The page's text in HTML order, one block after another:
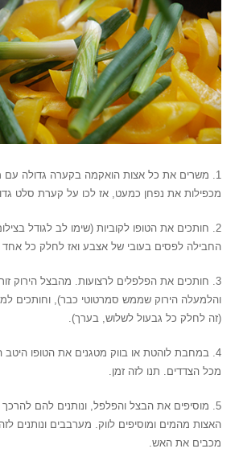
1. משרים את כל אצות הואקמה בקערה גדולה עם
מכפילות את נפחן כמעט, אז לכו על קערת סלט
2. חותכים את הטופו לקוביות (שימו לב לגודל
החבילה לפסים בעובי של אצבע ואז לחלק כל
3. חותכים את הפלפלים לרצועות. מהבצל הירוק
והלמעלה הירוק שממש סמרטוטי כבר), וחותכים
(זה לחלק כל גבעול לשלוש, בערך).
4. במחבת לוהטת או בווק מטגנים את הטופו
מכל הצדדים. תנו לזה זמן.
5. מוסיפים את הבצל והפלפל, ונותנים להם
האצות מהמים ומוסיפים לווק. מערבבים ונותנים
מכבים את האש.